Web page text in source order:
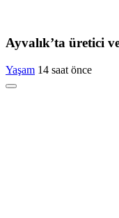
Ayvalık’ta üretici
Yaşam 14 saat önce